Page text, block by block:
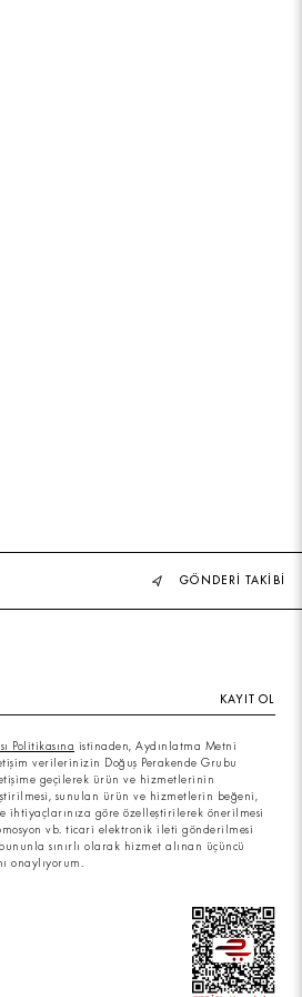
GÖNDERİ TAKİBİ
KAYIT OL
Politikasına istinaden, Aydınlatma Metni
verilerinizin Doğuş Perakende Grubu
geçilerek ürün ve hizmetlerinin
sunulan ürün ve hizmetlerin beğeni,
ihtiyaçlarınıza göre özelleştirilerek önerilmesi
vb. ticari elektronik ileti gönderilmesi
sınırlı olarak hizmet alınan üçüncü
onaylıyorum.